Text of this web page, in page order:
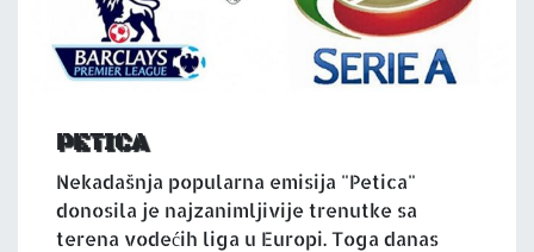
PETICA
Nekadašnja popularna emisija "Petica"
donosila je najzanimljivije trenutke sa
terena vodećih liga u Europi. Toga danas